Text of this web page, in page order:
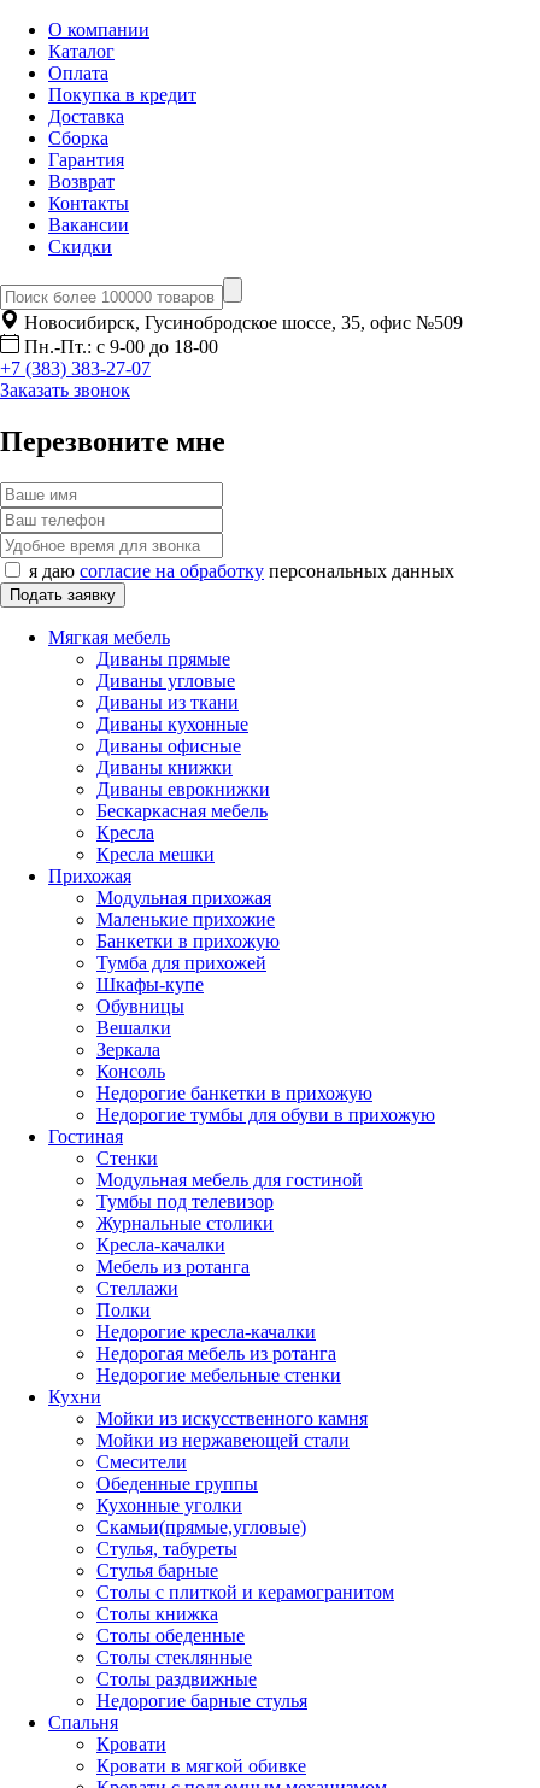
О компании
Каталог
Оплата
Покупка в кредит
Доставка
Сборка
Гарантия
Возврат
Контакты
Вакансии
Скидки
Новосибирск, Гусинобродское шоссе, 35, офис №509
Пн.-Пт.: с 9-00 до 18-00
+7 (383) 383-27-07
Заказать звонок
Перезвоните мне
я даю согласие на обработку персональных данных
Мягкая мебель
Диваны прямые
Диваны угловые
Диваны из ткани
Диваны кухонные
Диваны офисные
Диваны книжки
Диваны еврокнижки
Бескаркасная мебель
Кресла
Кресла мешки
Прихожая
Модульная прихожая
Маленькие прихожие
Банкетки в прихожую
Тумба для прихожей
Шкафы-купе
Обувницы
Вешалки
Зеркала
Консоль
Недорогие банкетки в прихожую
Недорогие тумбы для обуви в прихожую
Гостиная
Стенки
Модульная мебель для гостиной
Тумбы под телевизор
Журнальные столики
Кресла-качалки
Мебель из ротанга
Стеллажи
Полки
Недорогие кресла-качалки
Недорогая мебель из ротанга
Недорогие мебельные стенки
Кухни
Мойки из искусственного камня
Мойки из нержавеющей стали
Смесители
Обеденные группы
Кухонные уголки
Скамьи(прямые,угловые)
Стулья, табуреты
Стулья барные
Столы с плиткой и керамогранитом
Столы книжка
Столы обеденные
Столы стеклянные
Столы раздвижные
Недорогие барные стулья
Спальня
Кровати
Кровати в мягкой обивке